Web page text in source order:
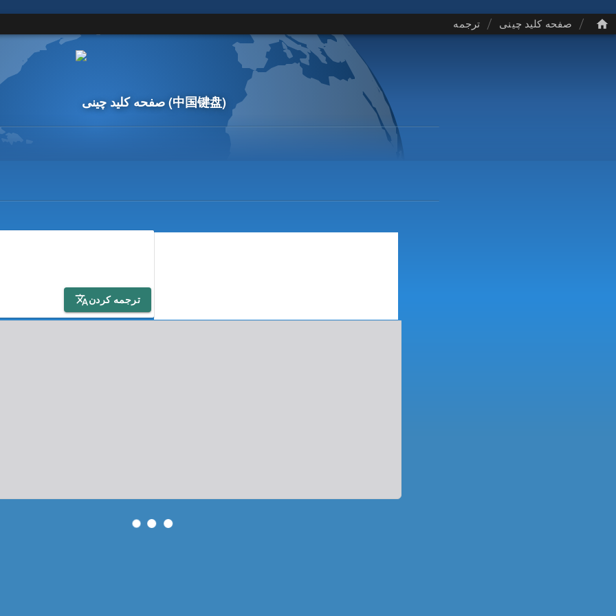
/ صفحه کلید چینی / ترجمه
صفحه کلید چینی(中国键盘)
ترجمه کردن